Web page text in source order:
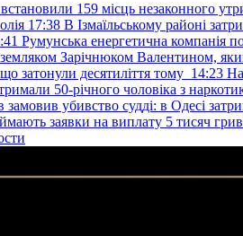
159 місць незаконного
17:38 В Ізмаїльському районі
Румунська енергетична компанія
Зарічнюком Валентином,
затонули десятиліття тому 14:23
50-річного чоловіка з
замовив убивство судді: в Одесі
заявки на виплату 5 тисяч